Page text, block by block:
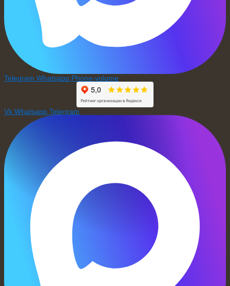
Telegram Whatsapp Phone-volume
Vk Whatsapp Telegram